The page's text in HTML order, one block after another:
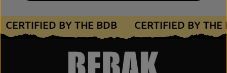
CERTIFIED BY THE BDB CERTIFIED BY